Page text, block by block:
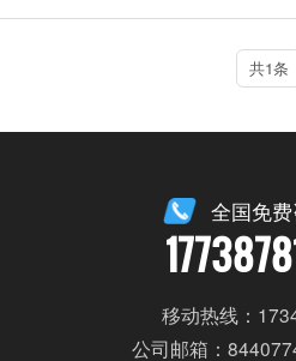
共1条
全国免
移动热线：
公司邮箱：